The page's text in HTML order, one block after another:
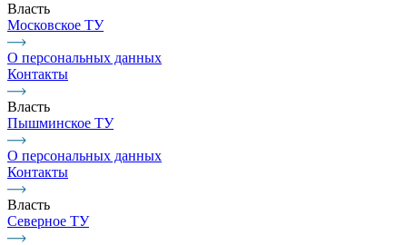
Власть
Московское ТУ
О персональных данных
Контакты
Власть
Пышминское ТУ
О персональных данных
Контакты
Власть
Северное ТУ